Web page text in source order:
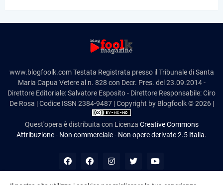
www.blogfoolk.com Testata Registrata presso il Tribunale di Santa
Maria Capua Vetere al n. 828 con Decr. Pres. del 23.09.2014 -
Direttore Editoriale: Salvatore Esposito - Direttore Responsabile: Ciro
De Rosa | Codice ISSN 2384-9487 | Copyright by Blogfoolk © 2026 |
Quest'opera è distribuita con Licenza Creative Commons
Attribuzione - Non commerciale - Non opere derivate 2.5 Italia.